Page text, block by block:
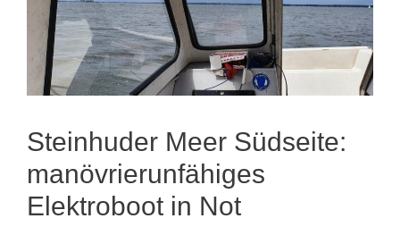
Steinhuder Meer Südseite:
manövrierunfähiges
Elektroboot in Not